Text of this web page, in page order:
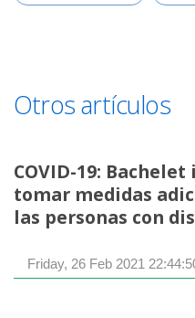
Otros artículos
COVID-19:
tomar medidas
las personas con
Friday, 26 Feb 2021